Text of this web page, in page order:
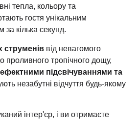
тепла, кольору та
гостя унікальним
кілька секунд.
струменів від невагомого
проливного тропічного дощу,
ефектними підсвічуваннями та
незабутні відчуття будь-якому
інтер'єр, і ви отримаєте